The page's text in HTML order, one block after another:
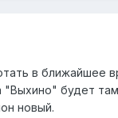
в ближайшее
"Выхино" будет
новый.